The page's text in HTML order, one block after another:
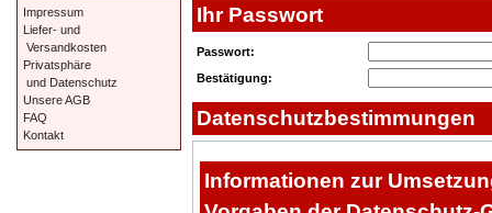
Ihr Passwort
Passwort:
Bestätigung:
Datenschutzbestimmungen
Informationen zur
Impressum
Liefer- und
Versandkosten
Privatsphäre
und Datenschutz
Unsere AGB
FAQ
Kontakt